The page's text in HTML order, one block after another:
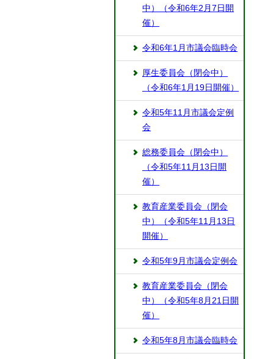
中）（令和6年2月7日開
催）
令和6年1月市議会臨時会
厚生委員会（閉会中）
（令和6年1月19日開催）
令和5年11月市議会定例
会
総務委員会（閉会中）
（令和5年11月13日開
催）
教育産業委員会（閉会
中）（令和5年11月13日
開催）
令和5年9月市議会定例会
教育産業委員会（閉会
中）（令和5年8月21日開
催）
令和5年8月市議会臨時会